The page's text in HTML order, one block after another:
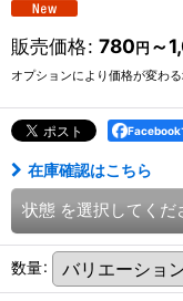
販売価格: 780円 ～
オプションにより価格が変わる
Facebook
在庫確認はこちら
状態 を選択してくだ
数量: